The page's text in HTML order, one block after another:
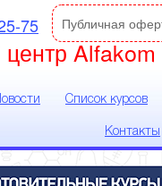
75 Публичная
Alfakom
Список курсов
Контакты